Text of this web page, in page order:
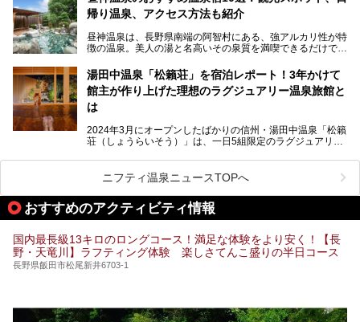
滞在を最高の思い出にするための「楽しみ方」を徹底的にご
紹介します！
帰り温泉、アクセス方法も紹介
昼神温泉は、長野県南端の阿智村にある、強アルカリ性が特
徴の温泉。美人の湯と名高いその泉質を満喫できるだけでな
昼神温泉では、朝市などの観光スポットや、信州名物のおや
きを楽しめるグルメスポットなど、観光を楽しむにはぴった
りの場所が豊富にあります。
この記事では、昼神温泉での滞在を充実させる宿泊施設や日
帰り温泉、見どころ満載の観光・グルメスポットに加え、ア
クセス方法も順に紹介します。
湯田中温泉「松籟荘」を宿泊レポート！3年かけて
館主が作り上げた理想のラグジュアリー温泉旅館と
は
2024年3月にオープンしたばかりの信州・湯田中温泉「松籟
荘（しょうらいそう）」は、一日5組限定のラグジュアリー
ライベートに楽しめる非日常感が味わえます。また宿泊者は
道向かいの「よろづや」の大浴場「桃山風呂」や共同浴場の
「湯田中大湯」も利用ができます。
極上のお湯に浸り上質なお料理に舌鼓、特別な日に泊まりた
い湯田中温泉「松籟荘」を、実際に宿泊した目線で紹介しま
ニフティ温泉ニュースTOPへ
おすすめのアクティビティ情報
国内最長級13キロのロングコース！満足な体験をより安く！【長
野・天竜川】ラフティング体験 楽しさてんこ盛りの半日コース
長野県飯田市松尾新井6703-1